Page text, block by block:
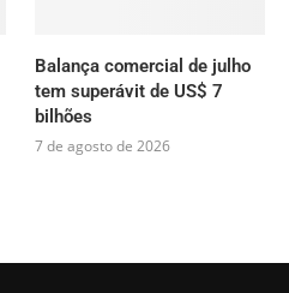
Balança comercial de julho
tem superávit de US$ 7
bilhões
7 de agosto de 2026